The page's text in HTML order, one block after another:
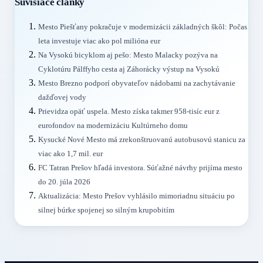
Súvisiace články
Mesto Piešťany pokračuje v modernizácii základných škôl: Počas
leta investuje viac ako pol milióna eur
Na Vysokú bicyklom aj pešo: Mesto Malacky pozýva na
Cyklotúru Pálffyho cesta aj Záhorácky výstup na Vysokú
Mesto Brezno podporí obyvateľov nádobami na zachytávanie
dažďovej vody
Prievidza opäť uspela. Mesto získa takmer 958-tisíc eur z
eurofondov na modernizáciu Kultúrneho domu
Kysucké Nové Mesto má zrekonštruovanú autobusovú stanicu za
viac ako 1,7 mil. eur
FC Tatran Prešov hľadá investora. Súťažné návrhy prijíma mesto
do 20. júla 2026
Aktualizácia: Mesto Prešov vyhlásilo mimoriadnu situáciu po
silnej búrke spojenej so silným krupobitím